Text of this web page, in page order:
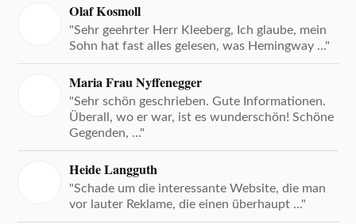
Olaf Kosmoll
"Sehr geehrter Herr Kleeberg, Ich glaube, mein
Sohn hat fast alles gelesen, was Hemingway ..."
Maria Frau Nyffenegger
"Sehr schön geschrieben. Gute Informationen.
Überall, wo er war, ist es wunderschön! Schöne
Gegenden, ..."
Heide Langguth
"Schade um die interessante Website, die man
vor lauter Reklame, die einen überhaupt ..."